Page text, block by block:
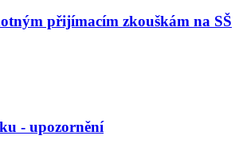
přijímacím zkouškám na SŠ
- upozornění